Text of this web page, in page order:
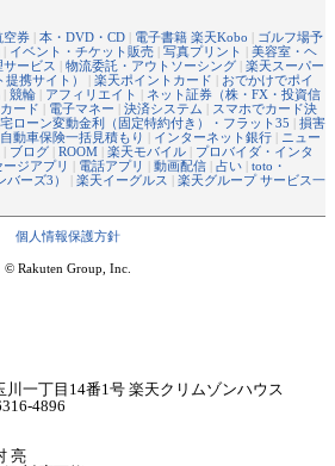
空券 | 本・DVD・CD | 電子書籍 楽天Kobo | ゴルフ場予
| イベント・チケット販売 | 写真プリント | 美容室・ヘ
ービス | 物流委託・アウトソーシング | 楽天スーパー
提携サイト） | 楽天ポイントカード | おでかけでポイ
| 競輪 | アフィリエイト | ネット証券（株・FX・投資信
ード | 電子マネー | 決済システム | スマホでカード決
ローン変動金利（固定特約付き）・フラット35 | 損害
自動車保険一括見積もり | インターネット銀行 | ニュー
| ブログ | ROOM | 楽天モバイル | プロバイダ・インタ
ジアプリ | 電話アプリ | 動画配信 | 占い | toto・
ーズ3） | 楽天イーグルス | 楽天グループ サービス一
個人情報保護方針
© Rakuten Group, Inc.
川一丁目14番1号 楽天クリムゾンハウス
4896
亮